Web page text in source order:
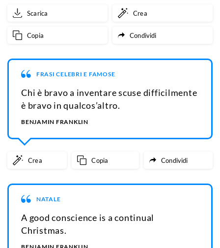
Scarica Crea
Copia Condividi
FRASI CELEBRI E FAMOSE
Chi è bravo a inventare scuse difficilmente
è bravo in qualcos’altro.
BENJAMIN FRANKLIN
Crea Copia Condividi
NATALE
A good conscience is a continual
Christmas.